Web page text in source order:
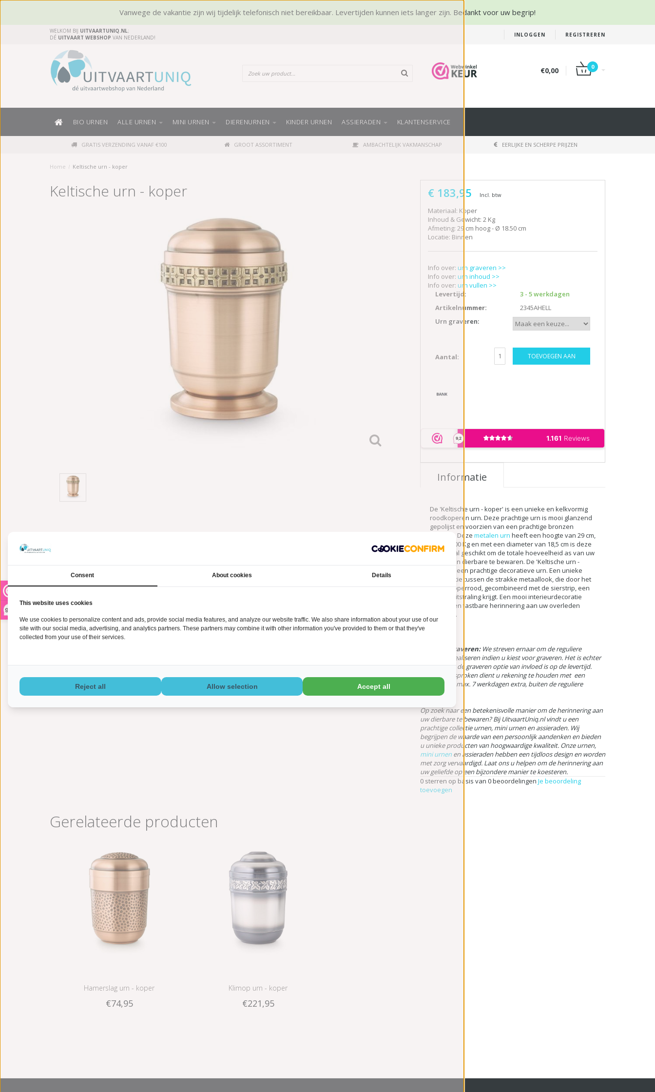
9,2
Vanwege de vakantie zijn wij tijdelijk telefonisch niet bereikbaar. Levertijden kunnen iets langer zijn. Bedankt voor uw begrip!
INLOGGEN REGISTREREN
WELKOM BIJ UITVAARTUNIQ.NL;
DÉ UITVAART WEBSHOP VAN NEDERLAND!
€0,00 0
BIO URNEN ALLE URNEN MINI URNEN DIERENURNEN KINDER URNEN ASSIERADEN KLANTENSERVICE
GRATIS VERZENDING VANAF €100 GROOT ASSORTIMENT AMBACHTELIJK VAKMANSCHAP EERLIJKE EN SCHERPE PRIJZEN
Home / Keltische urn - koper
Keltische urn - koper € 183,95 Incl. btw
Materiaal: Koper
Inhoud & Gewicht: 2 Kg
Afmeting: 29 cm hoog - Ø 18.50 cm
Locatie: Binnen
Info over: urn graveren >>
Info over: urn inhoud >>
Info over: urn vullen >>
Levertijd:
3 - 5 werkdagen
Artikelnummer:
2345AHELL
Urn graveren:
Aantal: TOEVOEGEN AAN
Informatie
De 'Keltische urn - koper' is een unieke en kelkvormig
roodkoperen urn. Deze prachtige urn is mooi glanzend
gepolijst en voorzien van een prachtige bronzen
sierstrip. Deze metalen urn heeft een hoogte van 29 cm,
weegt 2,00 Kg en met een diameter van 18,5 cm is deze
urn veelal geschikt om de totale hoeveelheid as van uw
overleden dierbare te bewaren. De 'Keltische urn -
koper' s een prachtige decoratieve urn. Een unieke
combinatie tussen de strakke metaallook, die door het
mooie koperrood, gecombineerd met de sierstrip, een
warme uitstraling krijgt. Een mooi interieurdecoratie
item & een tastbare herinnering aan uw overleden
dierbare.
Levertijd graveren:We streven ernaar om de reguliere
levertijd te realiseren indien u kiest voor graveren. Het is echter
mogelijk dat de graveren optie van invloed is op de levertijd.
Normaal gesproken dient u rekening te houden met een
levertijd van max. 7 werkdagen extra, buiten de reguliere
levertijd.
Op zoek naar een betekenisvolle manier om de herinnering aan
uw dierbare te bewaren? Bij UitvaartUniq.nl vindt u een
prachtige collectie urnen, mini urnen en assieraden. Wij
begrijpen de waarde van een persoonlijk aandenken en bieden
u unieke producten van hoogwaardige kwaliteit. Onze urnen,
mini urnen en assieraden hebben een tijdloos design en worden
met zorg vervaardigd. Laat ons u helpen om de herinnering aan
uw geliefde op een bijzondere manier te koesteren.
0 sterren op basis van 0 beoordelingen Je beoordeling
toevoegen
Gerelateerde producten
Hamerslag urn - koper
€74,95
Klimop urn - koper
€221,95
Consent About cookies Details
This website uses cookies
We use cookies to personalize content and ads, provide social media features, and analyze our website traffic. We also share information about your use of our
site with our social media, advertising, and analytics partners. These partners may combine it with other information you've provided to them or that they've
collected from your use of their services.
Reject all Allow selection Accept all